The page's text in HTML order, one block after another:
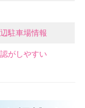
駐車場情報
がしやすい